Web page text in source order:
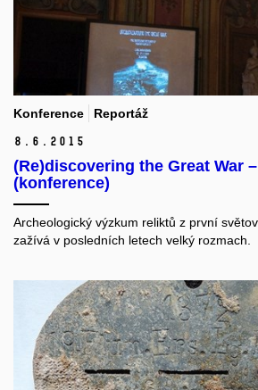
Konference Reportáž
8. 6. 2015
(Re)discovering the Great War
(konference)
Archeologický výzkum reliktů z první
zažívá v posledních letech velký rozmach.